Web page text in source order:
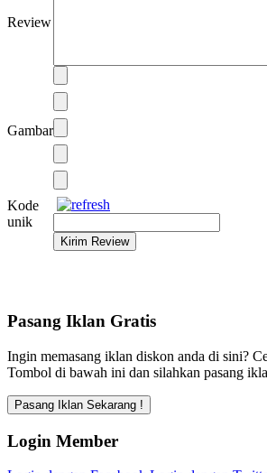
Review
Gambar
Kode
unik
Pasang Iklan Gratis
Ingin memasang iklan diskon anda di sini?
Tombol di bawah ini dan silahkan pasang
Login Member